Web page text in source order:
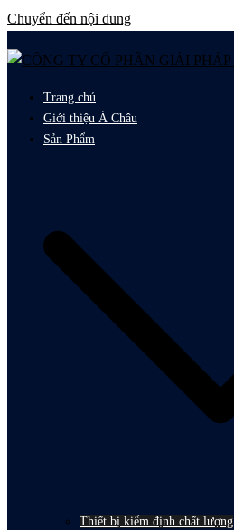
Chuyển đến nội dung
Trang chủ
Giới thiệu Á Châu
Sản Phẩm
Thiết bị kiểm định chất lượng